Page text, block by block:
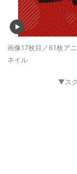
画像17枚目／61枚ア
ネイル
▼ス